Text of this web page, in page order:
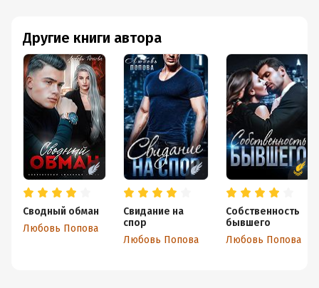
Другие книги автора
Сводный обман
Любовь Попова
Свидание на
спор
Любовь Попова
Собственность
бывшего
Любовь Попова